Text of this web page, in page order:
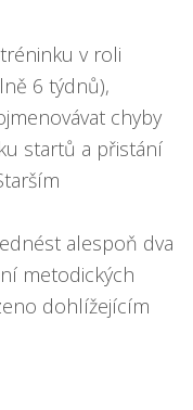
v roli
6 týdnů),
chyby
startů a přistání
alespoň dva
metodických
dohlížejícím